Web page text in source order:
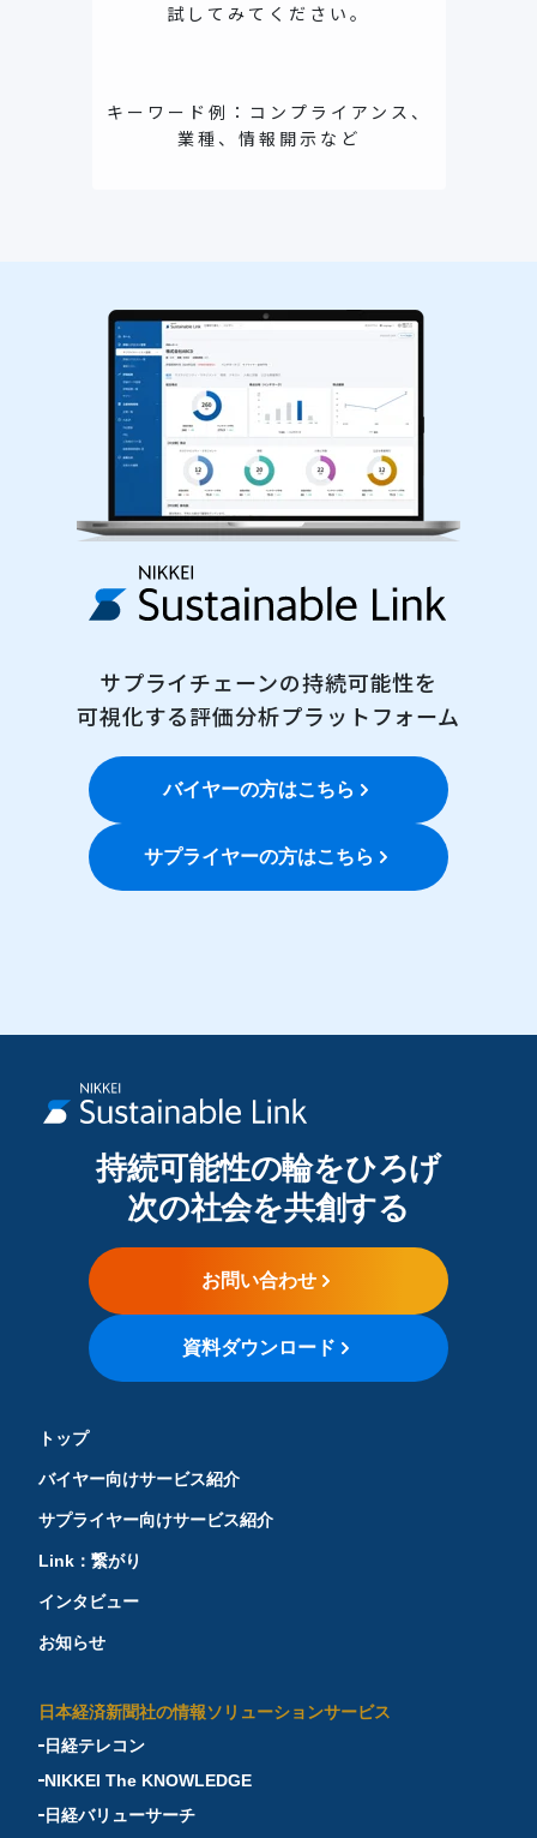
試してみてください。
キーワード例：コンプライアンス、
業種、情報開示など
サプライチェーンの持続可能性を
可視化する評価分析プラットフォーム
バイヤーの方はこちら
サプライヤーの方はこちら
持続可能性の輪をひろげ
次の社会を共創する
お問い合わせ
資料ダウンロード
トップ
バイヤー向けサービス紹介
サプライヤー向けサービス紹介
Link：繋がり
インタビュー
お知らせ
日本経済新聞社の情報ソリューションサービス
日経テレコン
NIKKEI The KNOWLEDGE
日経バリューサーチ